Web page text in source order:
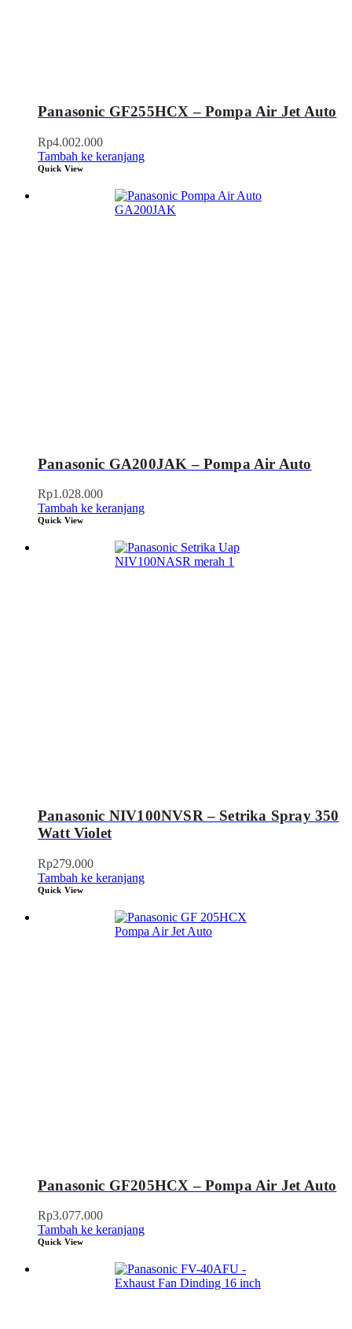
Panasonic GF255HCX – Pompa Air Jet Auto
Rp4.002.000
Tambah ke keranjang
Quick View
Panasonic GA200JAK – Pompa Air Auto
Rp1.028.000
Tambah ke keranjang
Quick View
Panasonic NIV100NVSR – Setrika Spray 350
Watt Violet
Rp279.000
Tambah ke keranjang
Quick View
Panasonic GF205HCX – Pompa Air Jet Auto
Rp3.077.000
Tambah ke keranjang
Quick View